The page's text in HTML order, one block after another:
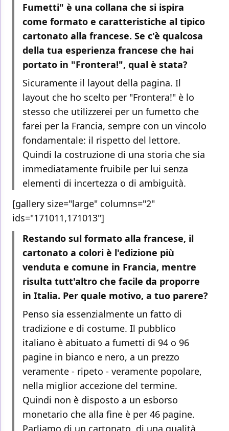
Fumetti" è una collana che si ispira
come formato e caratteristiche al tipico
cartonato alla francese. Se c'è qualcosa
della tua esperienza francese che hai
portato in "Frontera!", qual è stata?
Sicuramente il layout della pagina. Il
layout che ho scelto per "Frontera!" è lo
stesso che utilizzerei per un fumetto che
farei per la Francia, sempre con un vincolo
fondamentale: il rispetto del lettore.
Quindi la costruzione di una storia che sia
immediatamente fruibile per lui senza
elementi di incertezza o di ambiguità.
[gallery size="large" columns="2"
ids="171011,171013"]
Restando sul formato alla francese, il
cartonato a colori è l'edizione più
venduta e comune in Francia, mentre
risulta tutt'altro che facile da proporre
in Italia. Per quale motivo, a tuo parere?
Penso sia essenzialmente un fatto di
tradizione e di costume. Il pubblico
italiano è abituato a fumetti di 94 o 96
pagine in bianco e nero, a un prezzo
veramente - ripeto - veramente popolare,
nella miglior accezione del termine.
Quindi non è disposto a un esborso
monetario che alla fine è per 46 pagine.